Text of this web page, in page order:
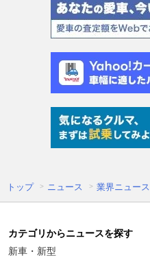
トップ ニュース 業界ニュース
カテゴリからニュースを探す
新車・新型